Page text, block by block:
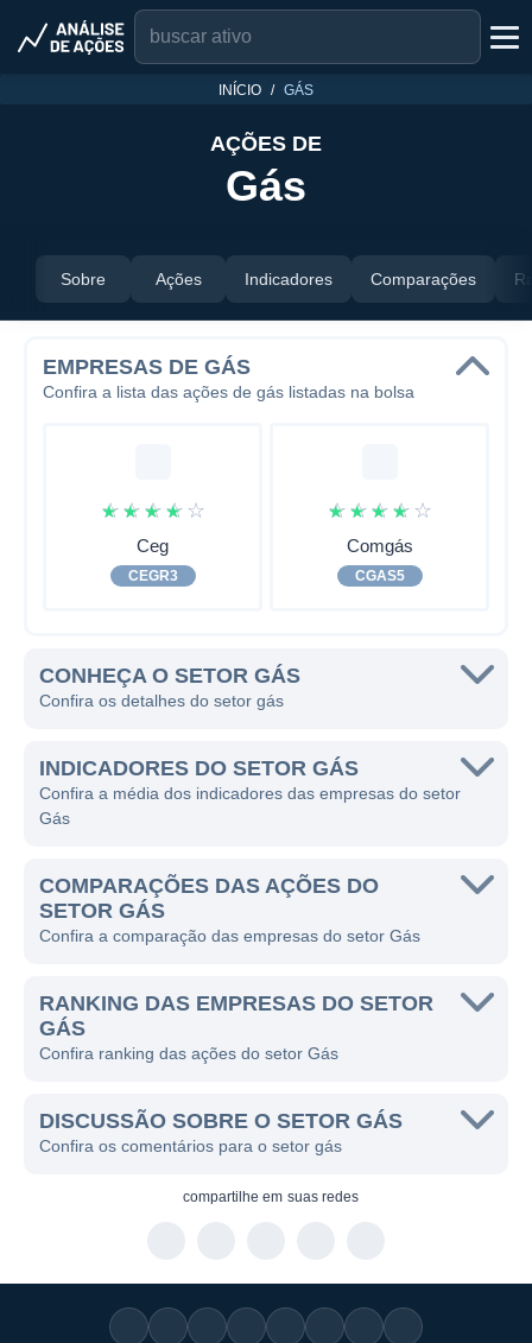
INÍCIO GÁS
AÇÕES DE
Gás
Sobre Ações Indicadores Comparações
EMPRESAS DE GÁS
Confira a lista das ações de gás listadas na bolsa
☆ ☆ ☆ ☆ ☆
Ceg
CEGR3
☆ ☆ ☆ ☆ ☆
Comgás
CGAS5
CONHEÇA O SETOR GÁS
Confira os detalhes do setor gás
INDICADORES DO SETOR GÁS
Confira a média dos indicadores das empresas do setor
Gás
COMPARAÇÕES DAS AÇÕES DO
SETOR GÁS
Confira a comparação das empresas do setor Gás
RANKING DAS EMPRESAS DO SETOR
GÁS
Confira ranking das ações do setor Gás
DISCUSSÃO SOBRE O SETOR GÁS
Confira os comentários para o setor gás
compartilhe em suas redes